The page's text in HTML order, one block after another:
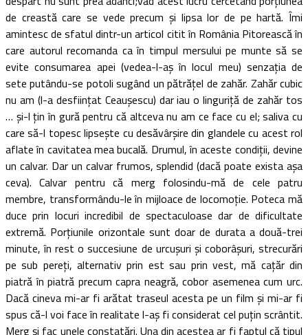
de creastă care se vede precum şi lipsa lor de pe hartă. Îmi
amintesc de sfatul dintr-un articol citit în România Pitorească în
care autorul recomanda ca în timpul mersului pe munte să se
evite consumarea apei (vedea-l-aş în locul meu) senzaţia de
sete putându-se potoli sugând un pătrăţel de zahăr. Zahăr cubic
nu am (l-a desfiinţat Ceauşescu) dar iau o linguriţă de zahăr tos
… şi-l ţin în gură pentru că altceva nu am ce face cu el; saliva cu
care să-l topesc lipseşte cu desăvârşire din glandele cu acest rol
aflate în cavitatea mea bucală. Drumul, în aceste condiţii, devine
un calvar. Dar un calvar frumos, splendid (dacă poate exista aşa
ceva). Calvar pentru că merg folosindu-mă de cele patru
membre, transformându-le în mijloace de locomoţie. Poteca mă
duce prin locuri incredibil de spectaculoase dar de dificultate
extremă. Porţiunile orizontale sunt doar de durata a două-trei
minute, în rest o succesiune de urcuşuri şi coborâşuri, strecurări
pe sub pereţi, alternativ prin est sau prin vest, mă caţăr din
piatră în piatră precum capra neagră, cobor asemenea cum urc.
Dacă cineva mi-ar fi arătat traseul acesta pe un film şi mi-ar fi
spus că-l voi face în realitate l-aş fi considerat cel puţin scrântit.
Merg şi fac unele constatări. Una din acestea ar fi faptul că tipul